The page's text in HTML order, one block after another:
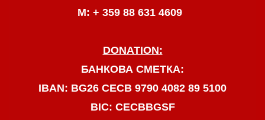
М: + 359 88 631 4609
DONATION:
БАНКОВА СМЕТКА:
IBAN: BG26 CECB 9790 4082 89 5100
BIC: CECBBGSF